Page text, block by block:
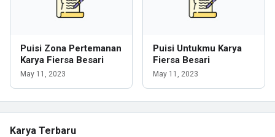
Puisi Zona Pertemanan
Karya Fiersa Besari
May 11, 2023
Puisi Untukmu Karya
Fiersa Besari
May 11, 2023
Karya Terbaru